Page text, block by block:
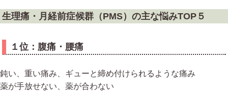
生理痛・月経前症候群（PMS）の主な悩みTOP５
１位：腹痛・腰痛
鈍い、重い痛み、ギューと締め付けられるような痛み
薬が手放せない、薬が合わない